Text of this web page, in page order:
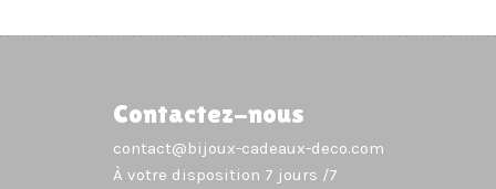
Contactez-nous
contact@bijoux-cadeaux-deco.com
À votre disposition 7 jours /7